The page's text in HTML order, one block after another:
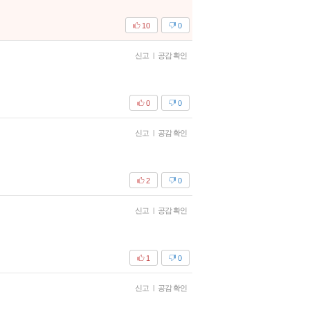
0
10
신고 | 공감 확인
0
0
신고 | 공감 확인
0
2
신고 | 공감 확인
0
1
신고 | 공감 확인